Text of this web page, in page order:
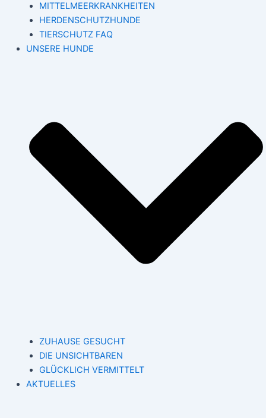
MITTELMEERKRANKHEITEN
HERDENSCHUTZHUNDE
TIERSCHUTZ FAQ
UNSERE HUNDE
ZUHAUSE GESUCHT
DIE UNSICHTBAREN
GLÜCKLICH VERMITTELT
AKTUELLES